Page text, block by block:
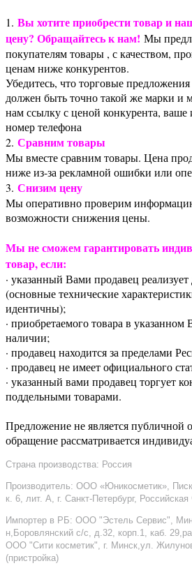
1. Вы хотите приобрести товар и
цену? Обращайтесь к нам! Мы
покупателям товары , с качеством,
ценам ниже конкурентов.
Убедитесь, что торговые
должен быть точно такой же марки и
нам ссылку с ценой конкурента,
номер телефона
2. Сравним товары
Мы вместе сравним товары. Цена
ниже из-за рекламной ошибки или
3. Снизим цену
Мы оперативно проверим
возможности снижения цены.
Мы не сможем гарантировать
товар, если:
· указанный Вами продавец
(основные технические
идентичны);
· приобретаемого товара в
наличии;
· продавец находится за пределами
· продавец не имеет официального
· указанный вами продавец торгует
поддельными товарами.
Предложение не является публичной
обращение рассматривается
Страна производства: Россия
Производитель: ООО «Юникосметик»,
к. 6, лит. А, г. Санкт-Петербург,
Импортер в РБ: ООО "Эстель Сервис",
н,Боровлянский с/с, д.32, корп.1, каб.
ООО "Сити косметик", г. Минск,ул.
(пристройка)